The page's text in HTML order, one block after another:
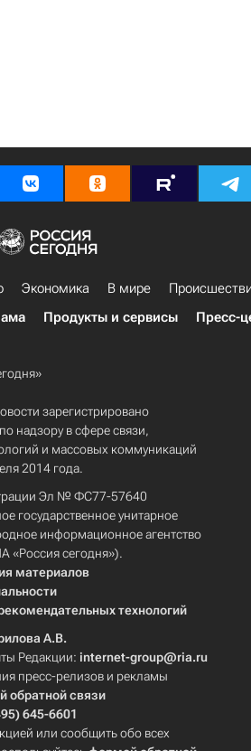
Экономика В мире
Продукты и сервисы Пресс-
зарегистрировано
надзору в сфере связи,
и массовых коммуникаций
2014 года.
Эл № ФС77-57640
государственное унитарное
информационное агентство
«Россия сегодня»).
материалов
технологий
А.В.
Редакции: internet-group@ria.ru
пресс-релизов и рекламы
обратной связи
645-6601
или сообщить обо всех